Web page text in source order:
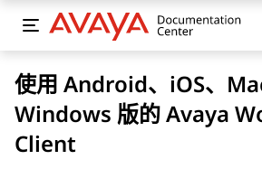
使用 Android、iOS、
Windows 版的 Avaya
Client